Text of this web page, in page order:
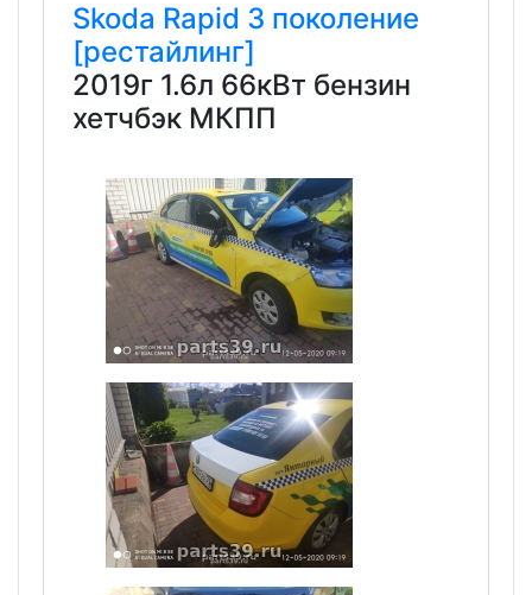
Skoda Rapid 3 поколение
[рестайлинг]
2019г 1.6л 66кВт бензин
хетчбэк МКПП